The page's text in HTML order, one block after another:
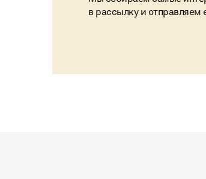
в рассылку и отправляем